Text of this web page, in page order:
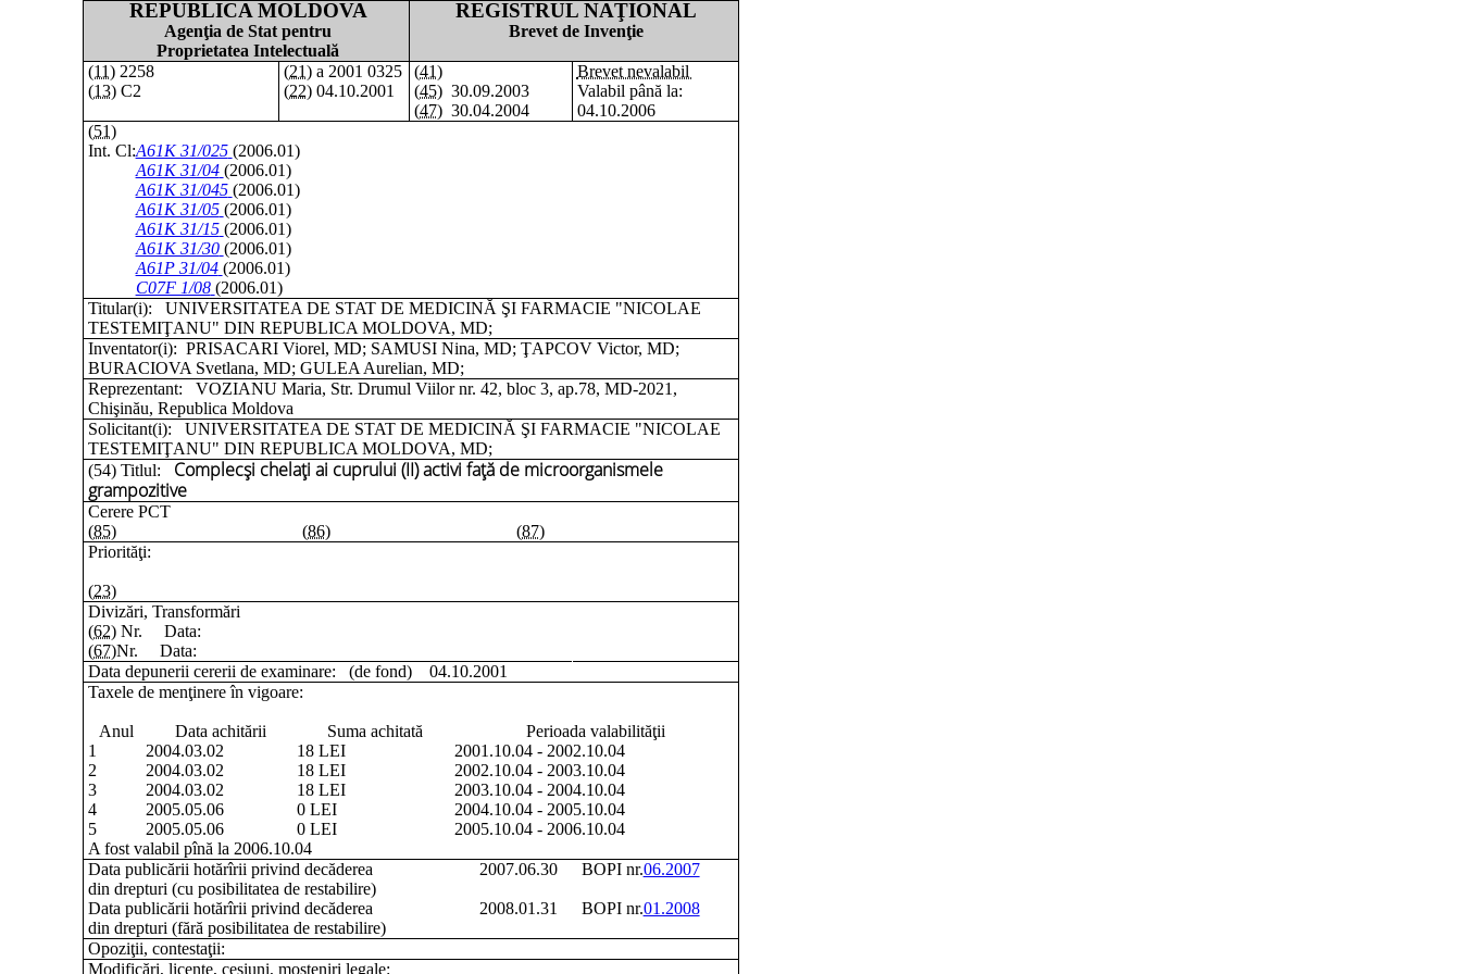
REPUBLICA MOLDOVA
Agenţia de Stat pentru
Proprietatea Intelectuală
REGISTRUL NAŢIONAL
Brevet de Invenţie
(11)2258
(13)C2
(21)a 2001 0325
(22)04.10.2001
(41)
(45)30.09.2003
(47)30.04.2004
Brevet nevalabil
Valabil până la:
04.10.2006
(51)
Int. Cl:A61K 31/025 (2006.01)
A61K 31/04 (2006.01)
A61K 31/045 (2006.01)
A61K 31/05 (2006.01)
A61K 31/15 (2006.01)
A61K 31/30 (2006.01)
A61P 31/04 (2006.01)
C07F 1/08 (2006.01)
Titular(i):
UNIVERSITATEA DE STAT DE MEDICINĂ ŞI FARMACIE "NICOLAE
TESTEMIŢANU" DIN REPUBLICA MOLDOVA, MD;
Inventator(i): PRISACARI Viorel, MD; SAMUSI Nina, MD; ŢAPCOV Victor, MD;
BURACIOVA Svetlana, MD; GULEA Aurelian, MD;
Reprezentant:
VOZIANU Maria, Str. Drumul Viilor nr. 42, bloc 3, ap.78, MD-2021,
Chişinău, Republica Moldova
Solicitant(i): UNIVERSITATEA DE STAT DE MEDICINĂ ŞI FARMACIE "NICOLAE
TESTEMIŢANU" DIN REPUBLICA MOLDOVA, MD;
(54) Titlul:
Complecşi chelaţi ai cuprului (II) activi faţă de microorganismele
grampozitive
Cerere PCT
(85)
(86)
(87)
Priorităţi:
(23)
Divizări, Transformări
(62)Nr.
Data:
(67)Nr.
Data:
Data depunerii cererii de examinare: (de fond) 04.10.2001
Taxele de menţinere în vigoare:
Anul Data achitării Suma achitată
Perioada valabilităţii
1
2004.03.02 18 LEI
2001.10.04 - 2002.10.04
2
2004.03.02 18 LEI
2002.10.04 - 2003.10.04
3
2004.03.02 18 LEI
2003.10.04 - 2004.10.04
4
2005.05.06 0 LEI
2004.10.04 - 2005.10.04
5
2005.05.06 0 LEI
2005.10.04 - 2006.10.04
A fost valabil pînă la 2006.10.04
Data publicării hotărîrii privind decăderea
din drepturi (cu posibilitatea de restabilire)
2007.06.30 BOPI nr.06.2007
Data publicării hotărîrii privind decăderea
din drepturi (fără posibilitatea de restabilire)
2008.01.31 BOPI nr.01.2008
Opoziţii, contestaţii:
Modificări, licenţe, cesiuni, moşteniri legale: